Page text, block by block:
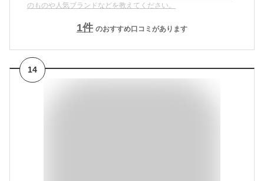
のものや人気ブランドなどを教えてください。
1件 のおすすめ口コミがあります
14